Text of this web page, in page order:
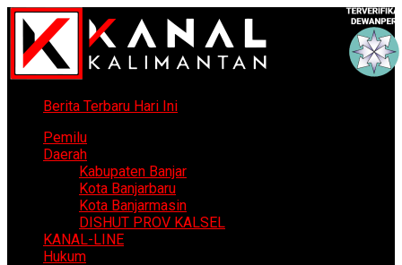
Berita Terbaru Hari Ini
Pemilu
Daerah
Kabupaten Banjar
Kota Banjarbaru
Kota Banjarmasin
DISHUT PROV KALSEL
KANAL-LINE
Hukum